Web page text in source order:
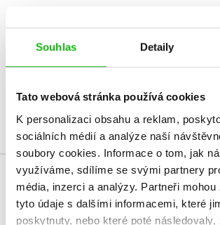
Souhlas Detaily
Tato webová stránka používá cookies
K personalizaci obsahu a reklam,
sociálních médií a analýze naší
soubory cookies. Informace o tom, jak
využíváme, sdílíme se svými partnery
média, inzerci a analýzy. Partneři
tyto údaje s dalšími informacemi, které
poskytnuty, nebo které poté následovaly,
Vaše hodnocení
MOHLO BY VÁS TAKÉ